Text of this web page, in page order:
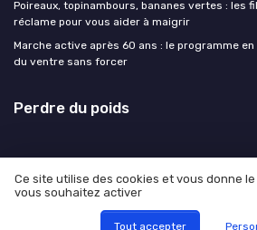
Poireaux, topinambours, bananes vertes : les
réclame pour vous aider à maigrir
Marche active après 60 ans : le programme
du ventre sans forcer
Perdre du poids
Mentions légales
© Perdre du poids
Ce site utilise des cookies et vous donne
vous souhaitez activer
Tout accepter